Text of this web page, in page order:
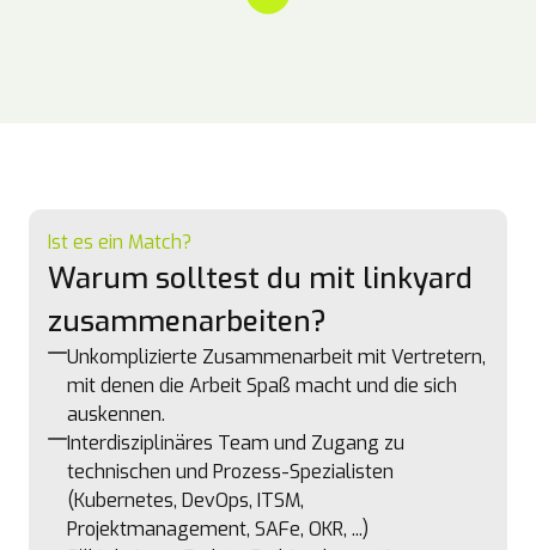
Ist es ein Match?
Warum solltest du mit linkyard
zusammenarbeiten?
Unkomplizierte Zusammenarbeit mit Vertretern,
mit denen die Arbeit Spaß macht und die sich
auskennen.
Interdisziplinäres Team und Zugang zu
technischen und Prozess-Spezialisten
(Kubernetes, DevOps, ITSM,
Projektmanagement, SAFe, OKR, ...)